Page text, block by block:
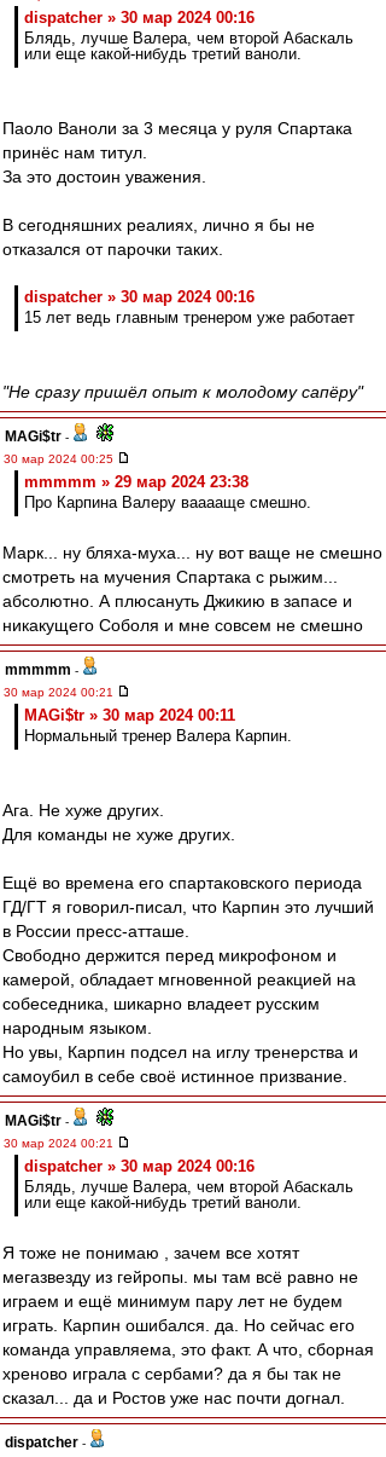
dispatcher » 30 мар 2024 00:16
Блядь, лучше Валера, чем второй Абаскаль
или еще какой-нибудь третий ваноли.
Паоло Ваноли за 3 месяца у руля Спартака
принёс нам титул.
За это достоин уважения.
В сегодняшних реалиях, лично я бы не
отказался от парочки таких.
dispatcher » 30 мар 2024 00:16
15 лет ведь главным тренером уже работает
"Не сразу пришёл опыт к молодому сапёру"
MAGi$tr -
30 мар 2024 00:25
mmmmm » 29 мар 2024 23:38
Про Карпина Валеру вааааще смешно.
Марк... ну бляха-муха... ну вот ваще не смешно
смотреть на мучения Спартака с рыжим...
абсолютно. А плюсануть Джикию в запасе и
никакущего Соболя и мне совсем не смешно
mmmmm -
30 мар 2024 00:21
MAGi$tr » 30 мар 2024 00:11
Нормальный тренер Валера Карпин.
Ага. Не хуже других.
Для команды не хуже других.
Ещё во времена его спартаковского периода
ГД/ГТ я говорил-писал, что Карпин это лучший
в России пресс-атташе.
Свободно держится перед микрофоном и
камерой, обладает мгновенной реакцией на
собеседника, шикарно владеет русским
народным языком.
Но увы, Карпин подсел на иглу тренерства и
самоубил в себе своё истинное призвание.
MAGi$tr -
30 мар 2024 00:21
dispatcher » 30 мар 2024 00:16
Блядь, лучше Валера, чем второй Абаскаль
или еще какой-нибудь третий ваноли.
Я тоже не понимаю , зачем все хотят
мегазвезду из гейропы. мы там всё равно не
играем и ещё минимум пару лет не будем
играть. Карпин ошибался. да. Но сейчас его
команда управляема, это факт. А что, сборная
хреново играла с сербами? да я бы так не
сказал... да и Ростов уже нас почти догнал.
dispatcher -